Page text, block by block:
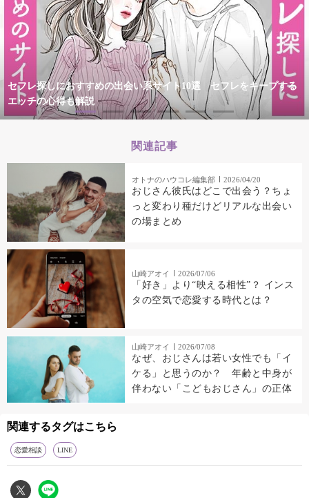
セフレ探しにおすすめの出会い系サイト10選 セフレをキープする
エッチの心得も解説
関連記事
オトナのハウコレ編集部 2026/04/20
おじさん彼氏はどこで出会う？ちょ
っと変わり種だけどリアルな出会い
の場まとめ
山崎アオイ 2026/07/06
「好き」より“映える相性”？ インス
タの空気で恋愛する時代とは？
山崎アオイ 2026/07/08
なぜ、おじさんは若い女性でも「イ
ケる」と思うのか？ 年齢と中身が
伴わない「こどもおじさん」の正体
関連するタグはこちら
恋愛相談 LINE